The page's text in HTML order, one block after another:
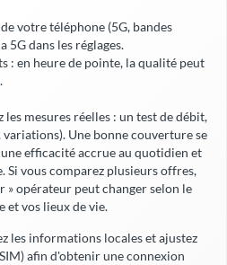
votre téléphone (5G, bandes
5G dans les réglages.
: en heure de pointe, la qualité peut
mesures réelles : un test de débit,
Une bonne couverture se
efficacité accrueau quotidien et
Si vous comparez plusieurs offres,
» opérateur peut changer selon le
et vos lieux de vie.
les informations locales et ajustez
afin d'obtenir une connexion